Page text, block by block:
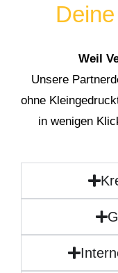
Weil
Unsere
ohne
in wenigen